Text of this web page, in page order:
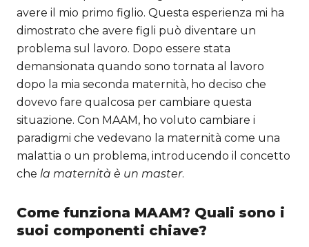
avere il mio primo figlio. Questa esperienza mi ha
dimostrato che avere figli può diventare un
problema sul lavoro. Dopo essere stata
demansionata quando sono tornata al lavoro
dopo la mia seconda maternità, ho deciso che
dovevo fare qualcosa per cambiare questa
situazione. Con MAAM, ho voluto cambiare i
paradigmi che vedevano la maternità come una
malattia o un problema, introducendo il concetto
che la maternità è un master.
Come funziona MAAM? Quali sono i
suoi componenti chiave?